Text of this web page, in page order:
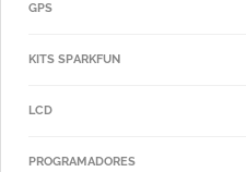
GPS
KITS SPARKFUN
LCD
PROGRAMADORES